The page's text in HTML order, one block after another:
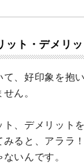
ット・デメリッ
、好印象を抱
ん。
ト、デメリット
みると、アララ
いんです。